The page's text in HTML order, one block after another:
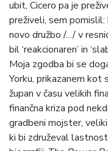
ubit, Cicero pa je
preživeli, sem
novo družbo /…/ v
bil ‘reakcionaren’ in
Moja zgodba bi se
Yorku, prikazanem kot
župan v času velikih
finančna kriza pod
gradbeni mojster,
ki bi združeval